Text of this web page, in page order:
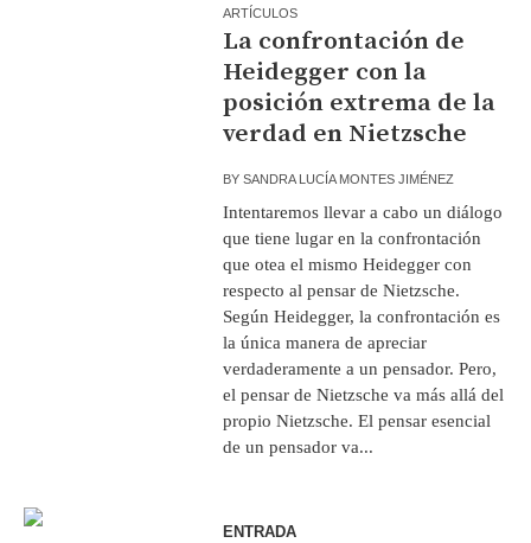
ARTÍCULOS
La confrontación de
Heidegger con la
posición extrema de la
verdad en Nietzsche
BYSANDRA LUCÍA MONTES JIMÉNEZ
Intentaremos llevar a cabo un diálogo
que tiene lugar en la confrontación
que otea el mismo Heidegger con
respecto al pensar de Nietzsche.
Según Heidegger, la confrontación es
la única manera de apreciar
verdaderamente a un pensador. Pero,
el pensar de Nietzsche va más allá del
propio Nietzsche. El pensar esencial
de un pensador va...
ENTRADA